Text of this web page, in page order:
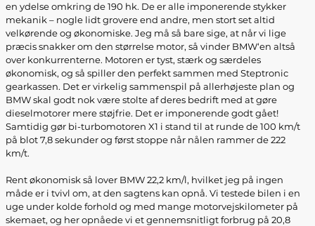
en ydelse omkring de 190 hk. De er alle imponerende stykker
mekanik – nogle lidt grovere end andre, men stort set altid
velkørende og økonomiske. Jeg må så bare sige, at når vi lige
præcis snakker om den størrelse motor, så vinder BMW‘en altså
over konkurrenterne. Motoren er tyst, stærk og særdeles
økonomisk, og så spiller den perfekt sammen med Steptronic
gearkassen. Det er virkelig sammenspil på allerhøjeste plan og
BMW skal godt nok være stolte af deres bedrift med at gøre
dieselmotorer mere støjfrie. Det er imponerende godt gået!
Samtidig gør bi-turbomotoren X1 i stand til at runde de 100 km/t
på blot 7,8 sekunder og først stoppe når nålen rammer de 222
km/t.
Rent økonomisk så lover BMW 22,2 km/l, hvilket jeg på ingen
måde er i tvivl om, at den sagtens kan opnå. Vi testede bilen i en
uge under kolde forhold og med mange motorvejskilometer på
skemaet, og her opnåede vi et gennemsnitligt forbrug på 20,8